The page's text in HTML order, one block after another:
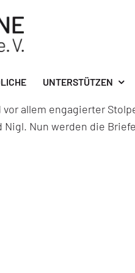
UNTERSTÜTZEN
allem engagierter
Nun werden die